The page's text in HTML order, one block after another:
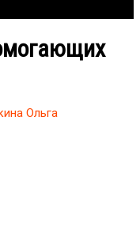
Ольга